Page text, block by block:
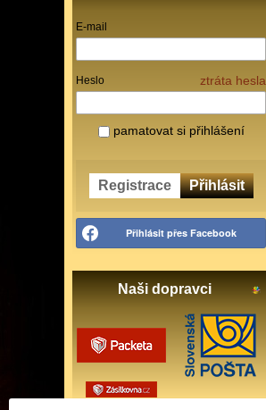
E-mail
Heslo ztráta hesla
pamatovat si přihlášení
Registrace Přihlásit
Přihlásit přes Facebook
Naši dopravci